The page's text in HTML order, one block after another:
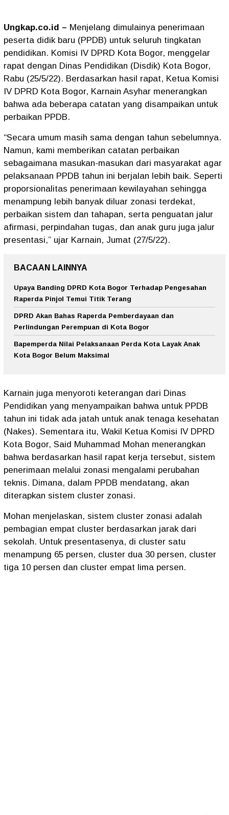
Ungkap.co.id – Menjelang dimulainya penerimaan
peserta didik baru (PPDB) untuk seluruh tingkatan
pendidikan. Komisi IV DPRD Kota Bogor, menggelar
rapat dengan Dinas Pendidikan (Disdik) Kota Bogor,
Rabu (25/5/22). Berdasarkan hasil rapat, Ketua Komisi
IV DPRD Kota Bogor, Karnain Asyhar menerangkan
bahwa ada beberapa catatan yang disampaikan untuk
perbaikan PPDB.
“Secara umum masih sama dengan tahun sebelumnya.
Namun, kami memberikan catatan perbaikan
sebagaimana masukan-masukan dari masyarakat agar
pelaksanaan PPDB tahun ini berjalan lebih baik. Seperti
proporsionalitas penerimaan kewilayahan sehingga
menampung lebih banyak diluar zonasi terdekat,
perbaikan sistem dan tahapan, serta penguatan jalur
afirmasi, perpindahan tugas, dan anak guru juga jalur
presentasi,” ujar Karnain, Jumat (27/5/22).
BACAAN LAINNYA
Upaya Banding DPRD Kota Bogor Terhadap Pengesahan
Raperda Pinjol Temui Titik Terang
DPRD Akan Bahas Raperda Pemberdayaan dan
Perlindungan Perempuan di Kota Bogor
Bapemperda Nilai Pelaksanaan Perda Kota Layak Anak
Kota Bogor Belum Maksimal
Karnain juga menyoroti keterangan dari Dinas
Pendidikan yang menyampaikan bahwa untuk PPDB
tahun ini tidak ada jatah untuk anak tenaga kesehatan
(Nakes). Sementara itu, Wakil Ketua Komisi IV DPRD
Kota Bogor, Said Muhammad Mohan menerangkan
bahwa berdasarkan hasil rapat kerja tersebut, sistem
penerimaan melalui zonasi mengalami perubahan
teknis. Dimana, dalam PPDB mendatang, akan
diterapkan sistem cluster zonasi.
Mohan menjelaskan, sistem cluster zonasi adalah
pembagian empat cluster berdasarkan jarak dari
sekolah. Untuk presentasenya, di cluster satu
menampung 65 persen, cluster dua 30 persen, cluster
tiga 10 persen dan cluster empat lima persen.